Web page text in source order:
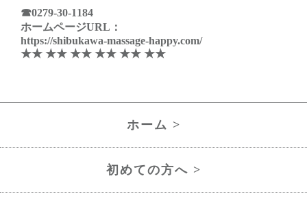
☎0279-30-1184
ホームページURL：
https://shibukawa-massage-happy.com/
★★ ★★ ★★ ★★ ★★ ★★
ホーム >
初めての方へ >